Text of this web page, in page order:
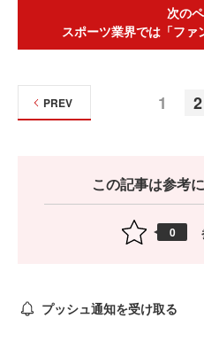
次の
スポーツ業界では「フ
1 2
PREV
この記事は参考
0
プッシュ通知を受け取る